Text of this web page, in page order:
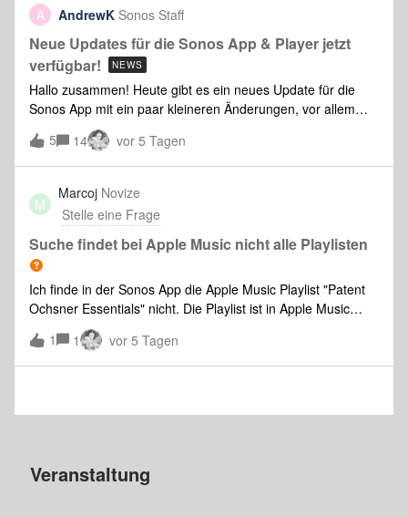
A AndrewK Sonos Staff
Neue Updates für die Sonos App & Player jetzt
verfügbar!
NEWS
Hallo zusammen! Heute gibt es ein neues Update für die
Sonos App mit ein paar kleineren Änderungen, vor allem
rund um die neue verbesserte Navigation.Ich möchte kurz
die Gelegenheit nutzen, mich vorzustellen. Ich bin Andrew,
seit über 12 Jahren bei S
5 14 vor 5 Tagen
M
Marcoj Novize
Stelle eine Frage
Suche findet bei Apple Music nicht alle Playlisten
Ich finde in der Sonos App die Apple Music Playlist "Patent
Ochsner Essentials" nicht. Die Playlist ist in Apple Music
jedoch verfügbar und wird in der Apple Music App auch
gefunden. Wenn man in der Apple Music App diese Playlist
in die eigene Mediat
1 1 vor 5 Tagen
Veranstaltung